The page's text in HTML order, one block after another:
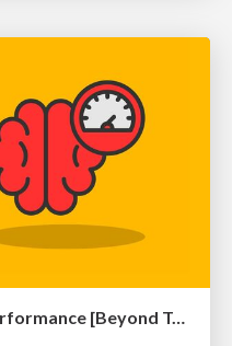
The Psychology of Web Performance [Beyond Tellerrand 2023]